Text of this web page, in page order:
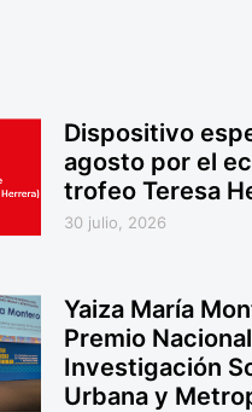
Dispositivo
agosto por el
trofeo Teresa
30 julio, 2026
Yaiza María
Premio
Investigación
Urbana y